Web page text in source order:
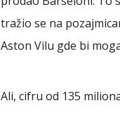
tražio se na
Aston Vilu gde bi
Ali, cifru od 135